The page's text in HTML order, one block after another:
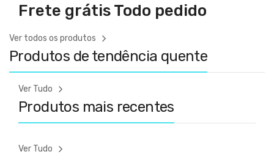
Frete grátis Todo pedido
Produtos de tendência quente
Ver todos os produtos
Produtos mais recentes
Ver Tudo
Ver Tudo